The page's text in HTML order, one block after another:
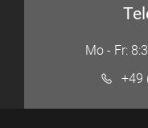
Mo - Fr:
+49